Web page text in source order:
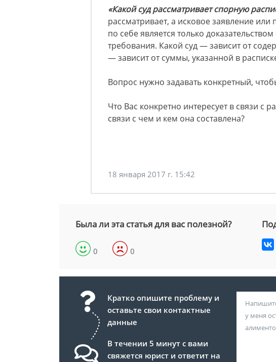
«Какой суд рассматривает спорную
рассматривает, а исковое заявление или
по себе является только
требования. Какой суд — зависит от
— зависит от суммы, указанной в
Вопрос нужно задавать конкретный,
Что Вас конкретно интересует в связи с
связи с чем и кем она составлена?
18 января 2017 г. 15:42
Была ли эта статья для вас полезной?
0 0
Кратко опишите проблему и
оставьте свои контактные
данные
В течении 5 минут с вами
свяжется юрист и ответит на